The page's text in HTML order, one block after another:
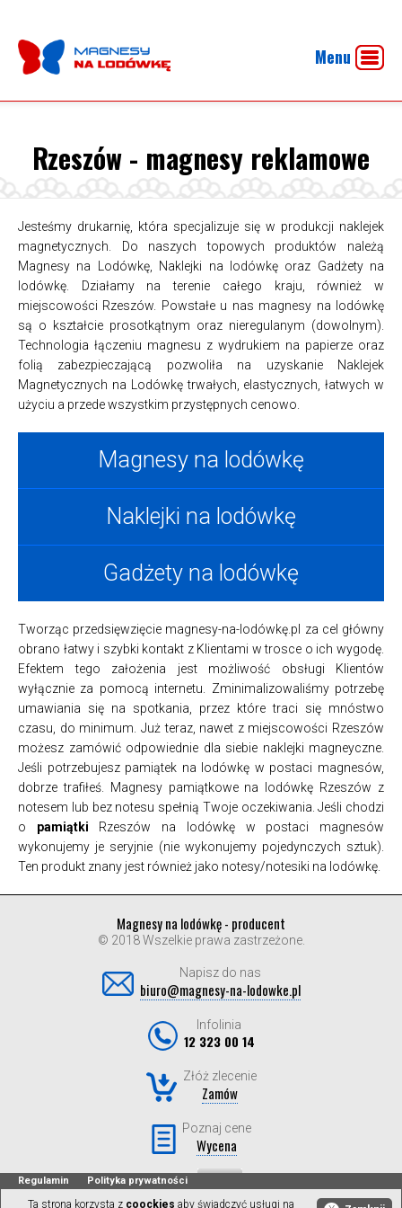
Menu
Rzeszów - magnesy reklamowe
Jesteśmy drukarnię, która specjalizuje się w produkcji naklejek
magnetycznych. Do naszych topowych produktów należą
Magnesy na Lodówkę, Naklejki na lodówkę oraz Gadżety na
lodówkę. Działamy na terenie całego kraju, również w
miejscowości Rzeszów. Powstałe u nas magnesy na lodówkę
są o kształcie prosotkątnym oraz nieregulanym (dowolnym).
Technologia łączeniu magnesu z wydrukiem na papierze oraz
folią zabezpieczającą pozwoliła na uzyskanie Naklejek
Magnetycznych na Lodówkę trwałych, elastycznych, łatwych w
użyciu a przede wszystkim przystępnych cenowo.
Magnesy na lodówkę
Naklejki na lodówkę
Gadżety na lodówkę
Tworząc przedsięwzięcie magnesy-na-lodówkę.pl za cel główny
obrano łatwy i szybki kontakt z Klientami w trosce o ich wygodę.
Efektem tego założenia jest możliwość obsługi Klientów
wyłącznie za pomocą internetu. Zminimalizowaliśmy potrzebę
umawiania się na spotkania, przez które traci się mnóstwo
czasu, do minimum. Już teraz, nawet z miejscowości Rzeszów
możesz zamówić odpowiednie dla siebie naklejki magneyczne.
Jeśli potrzebujesz pamiątek na lodówkę w postaci magnesów,
dobrze trafiłeś. Magnesy pamiątkowe na lodówkę Rzeszów z
notesem lub bez notesu spełnią Twoje oczekiwania. Jeśli chodzi
o pamiątki Rzeszów na lodówkę w postaci magnesów
wykonujemy je seryjnie (nie wykonujemy pojedynczych sztuk).
Ten produkt znany jest również jako notesy/notesiki na lodówkę.
Magnesy na lodówkę - producent
© 2018 Wszelkie prawa zastrzeżone.
Napisz do nas
biuro@magnesy-na-lodowke.pl
Infolinia
12 323 00 14
Złóż zlecenie
Zamów
Poznaj cene
Wycena
Regulamin Polityka prywatności
Ta strona korzysta z coockies aby świadczyć usługi na